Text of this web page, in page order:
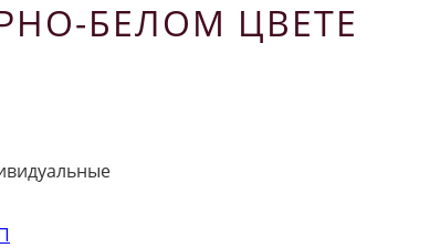
БЕЛОМ ЦВЕТЕ